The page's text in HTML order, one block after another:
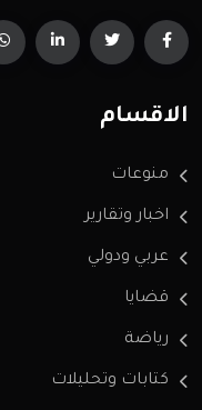
الاقسام
منوعات
اخبار وتقارير
عربي ودولي
قضايا
رياضة
كتابات وتحليلات